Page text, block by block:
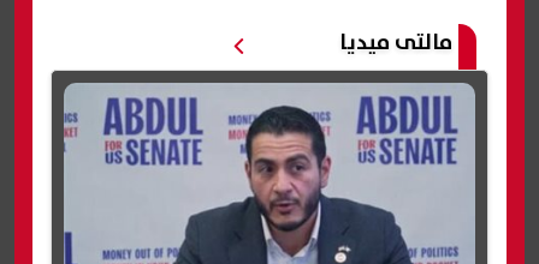
مالتى ميديا